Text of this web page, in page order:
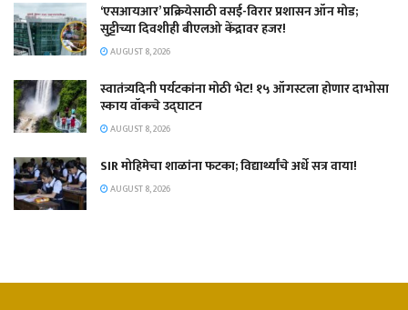
‘एसआयआर’ प्रक्रियेसाठी वसई-विरार प्रशासन ऑन मोड;
सुट्टीच्या दिवशीही बीएलओ केंद्रावर हजर!
AUGUST 8, 2026
स्वातंत्र्यदिनी पर्यटकांना मोठी भेट! १५ ऑगस्टला होणार दाभोसा
स्काय वॉकचे उद्घाटन
AUGUST 8, 2026
SIR मोहिमेचा शाळांना फटका; विद्यार्थ्यांचे अर्धे सत्र वाया!
AUGUST 8, 2026